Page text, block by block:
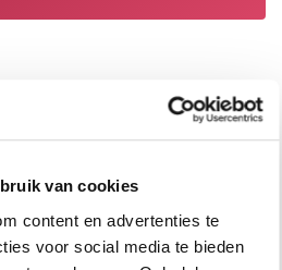
van cookies
content en advertenties te
voor social media te bieden